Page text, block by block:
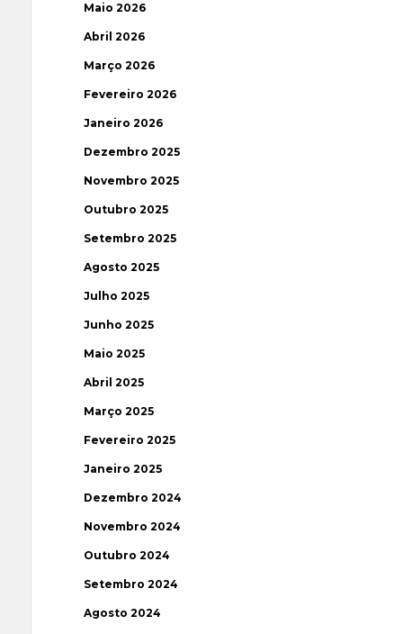
Maio 2026
Abril 2026
Março 2026
Fevereiro 2026
Janeiro 2026
Dezembro 2025
Novembro 2025
Outubro 2025
Setembro 2025
Agosto 2025
Julho 2025
Junho 2025
Maio 2025
Abril 2025
Março 2025
Fevereiro 2025
Janeiro 2025
Dezembro 2024
Novembro 2024
Outubro 2024
Setembro 2024
Agosto 2024